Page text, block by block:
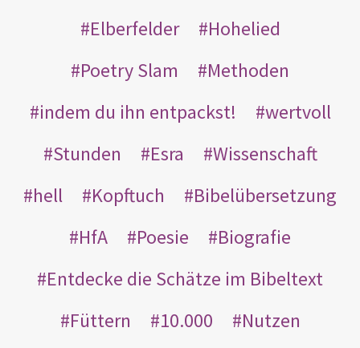
Elberfelder
Hohelied
Poetry Slam
Methoden
indem du ihn entpackst!
wertvoll
Stunden
Esra
Wissenschaft
hell
Kopftuch
Bibelübersetzung
HfA
Poesie
Biografie
Entdecke die Schätze im Bibeltext
Füttern
10.000
Nutzen